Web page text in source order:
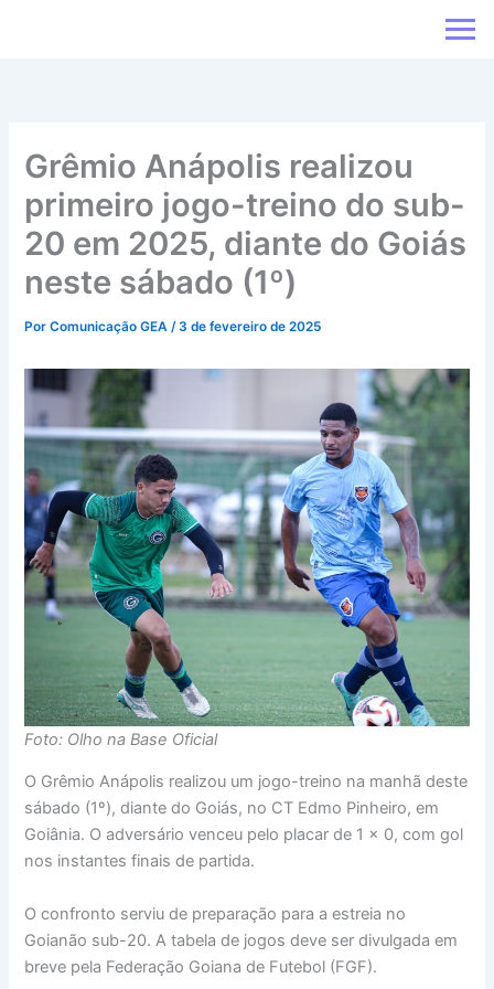
Grêmio Anápolis realizou
primeiro jogo-treino do sub-
20 em 2025, diante do Goiás
neste sábado (1º)
PorComunicação GEA/3 de fevereiro de 2025
Foto: Olho na Base Oficial
O Grêmio Anápolis realizou um jogo-treino na manhã deste
sábado (1º), diante do Goiás, no CT Edmo Pinheiro, em
Goiânia. O adversário venceu pelo placar de 1 x 0, com gol
nos instantes finais de partida.
O confronto serviu de preparação para a estreia no
Goianão sub-20. A tabela de jogos deve ser divulgada em
breve pela Federação Goiana de Futebol (FGF).